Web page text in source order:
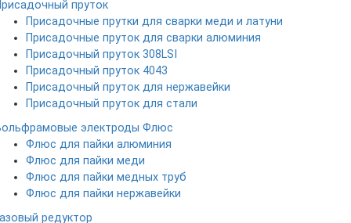
пруток
Присадочные прутки для сварки меди и латуни
Присадочные пруток для сварки алюминия
Присадочный пруток 308LSI
Присадочный пруток 4043
Присадочный пруток для нержавейки
Присадочный пруток для стали
электроды Флюс
Флюс для пайки алюминия
Флюс для пайки меди
Флюс для пайки медных труб
Флюс для пайки нержавейки
редуктор